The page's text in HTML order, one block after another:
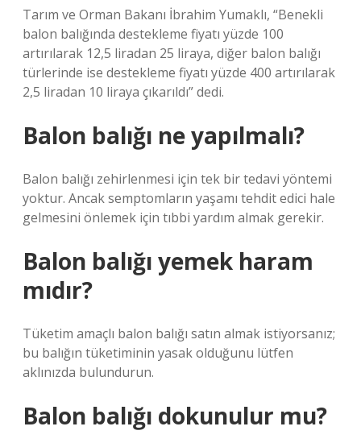
Tarım ve Orman Bakanı İbrahim Yumaklı, “Benekli
balon balığında destekleme fiyatı yüzde 100
artırılarak 12,5 liradan 25 liraya, diğer balon balığı
türlerinde ise destekleme fiyatı yüzde 400 artırılarak
2,5 liradan 10 liraya çıkarıldı” dedi.
Balon balığı ne yapılmalı?
Balon balığı zehirlenmesi için tek bir tedavi yöntemi
yoktur. Ancak semptomların yaşamı tehdit edici hale
gelmesini önlemek için tıbbi yardım almak gerekir.
Balon balığı yemek haram
mıdır?
Tüketim amaçlı balon balığı satın almak istiyorsanız;
bu balığın tüketiminin yasak olduğunu lütfen
aklınızda bulundurun.
Balon balığı dokunulur mu?